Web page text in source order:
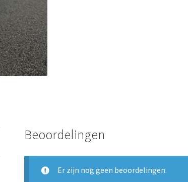
Beoordelingen
Er zijn nog geen beoordelingen.